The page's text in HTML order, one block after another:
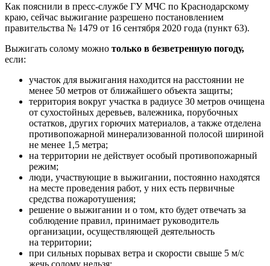
Как пояснили в пресс-службе ГУ МЧС по Краснодарскому
краю, сейчас выжигание разрешено постановлением
правительства № 1479 от 16 сентября 2020 года (пункт 63).
Выжигать солому можно только в безветренную погоду,
если:
участок для выжигания находится на расстоянии не
менее 50 метров от ближайшего объекта защиты;
территория вокруг участка в радиусе 30 метров очищена
от сухостойных деревьев, валежника, порубочных
остатков, других горючих материалов, а также отделена
противопожарной минерализованной полосой шириной
не менее 1,5 метра;
на территории не действует особый противопожарный
режим;
люди, участвующие в выжигании, постоянно находятся
на месте проведения работ, у них есть первичные
средства пожаротушения;
решение о выжигании и о том, кто будет отвечать за
соблюдение правил, принимает руководитель
организации, осуществляющей деятельность
на территории;
при сильных порывах ветра и скорости свыше 5 м/с
жечь солому нельзя;